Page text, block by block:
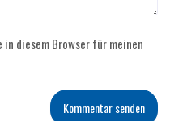
in diesem Browser für meinen